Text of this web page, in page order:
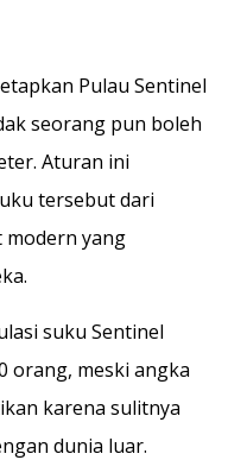
Pulau Sentinel
seorang pun boleh
Aturan ini
tersebut dari
modern yang
suku Sentinel
orang, meski angka
karena sulitnya
dunia luar.